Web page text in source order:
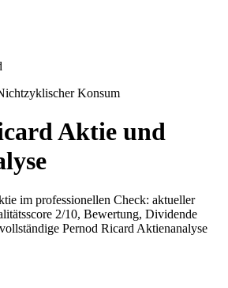
Konsum
Aktie und
im professionellen Check: aktueller
2/10, Bewertung, Dividende
Pernod Ricard Aktienanalyse